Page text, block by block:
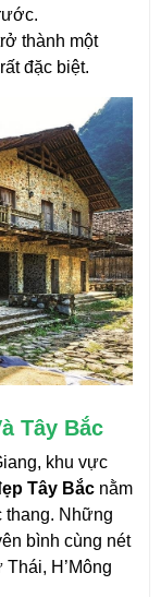
thành một
rất đặc biệt.
Tây Bắc
Tây Bắc nằm
thang. Những
bình cùng nét
H’Mông